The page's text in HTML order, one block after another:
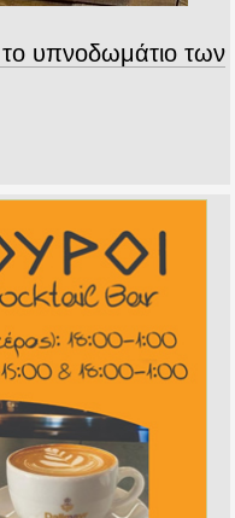
υπνοδωμάτιο των